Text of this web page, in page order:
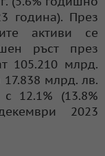
година). През
активи се
ръст през
105.210 млрд.
млрд. лв.
12.1% (13.8%
2023